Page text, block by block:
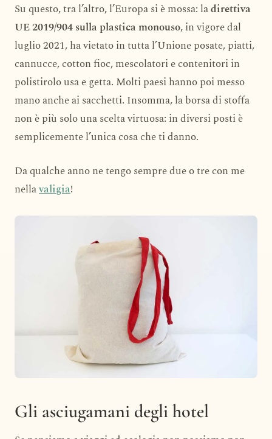
Su questo, tra l’altro, l’Europa si è mossa: ladirettiva
UE 2019/904 sulla plastica monouso, in vigore dal
luglio 2021, ha vietato in tutta l’Unione posate, piatti,
cannucce, cotton fioc, mescolatori e contenitori in
polistirolo usa e getta. Molti paesi hanno poi messo
mano anche ai sacchetti. Insomma, la borsa di stoffa
non è più solo una scelta virtuosa: in diversi posti è
semplicemente l’unica cosa che ti danno.
Da qualche anno ne tengo sempre due o tre con me
nellavaligia!
Gli asciugamani degli hotel